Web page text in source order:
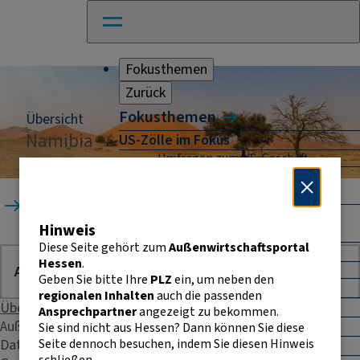
Fokusthemen
Zurück
Fokusthemen
US-Zölle im Fokus
Umfragen zum US-Geschäft
Naher Osten: Auswirkungen für
Absicherung und Finanzierung im
Außenhandel Hessen
CBAM
Entwicklungszusammenarbeit
E-Commerce
E-Rechnung in der EU
Übersicht
Namibia
Übersicht
Außenhandelsstatistik
Daten & Fakten
Hinweis
Diese Seite gehört zumAußenwirtschaftsportal
Hessen.
Geben Sie bitte Ihre PLZein, um neben den
regionalen Inhaltenauch die passenden
Ansprechpartnerangezeigt zu bekommen.
Sie sind nicht aus Hessen? Dann können Sie diese
Seite dennoch besuchen, indem Sie diesen Hinweis